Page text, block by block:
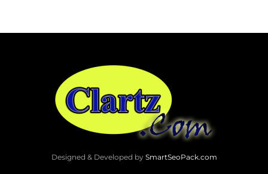
Designed & Developed by SmartSeoPack.com